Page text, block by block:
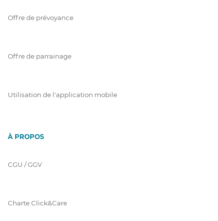
Offre de prévoyance
Offre de parrainage
Utilisation de l'application mobile
À PROPOS
CGU / GGV
Charte Click&Care